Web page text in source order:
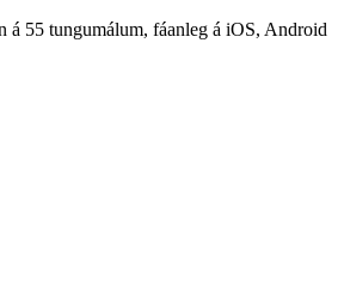
55 tungumálum, fáanleg á iOS, Android